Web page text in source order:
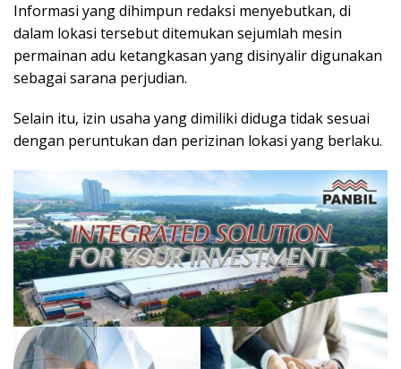
Informasi yang dihimpun redaksi menyebutkan, di
dalam lokasi tersebut ditemukan sejumlah mesin
permainan adu ketangkasan yang disinyalir digunakan
sebagai sarana perjudian.
Selain itu, izin usaha yang dimiliki diduga tidak sesuai
dengan peruntukan dan perizinan lokasi yang berlaku.